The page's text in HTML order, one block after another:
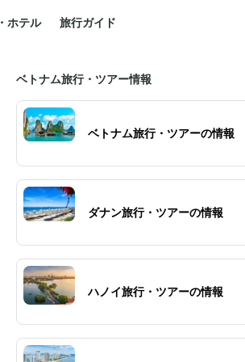
ホテル 旅行ガイド
ベトナム旅行・ツアー情報
ベトナム旅行・ツアーの情報
ダナン旅行・ツアーの情報
ハノイ旅行・ツアーの情報